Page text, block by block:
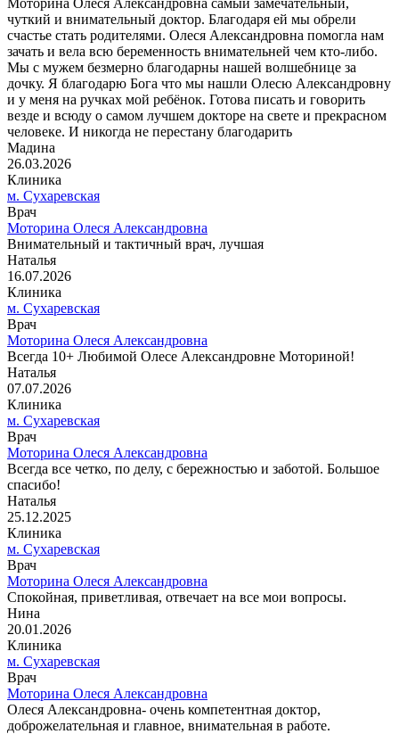
чуткий и внимательный доктор. Благодаря ей мы обрели
счастье стать родителями. Олеся Александровна помогла нам
зачать и вела всю беременность внимательней чем кто-либо.
Мы с мужем безмерно благодарны нашей волшебнице за
дочку. Я благодарю Бога что мы нашли Олесю Александровну
и у меня на ручках мой ребёнок. Готова писать и говорить
везде и всюду о самом лучшем докторе на свете и прекрасном
человеке. И никогда не перестану благодарить
Мадина
26.03.2026
Клиника
м. Сухаревская
Врач
Моторина Олеся Александровна
Внимательный и тактичный врач, лучшая
Наталья
16.07.2026
Клиника
м. Сухаревская
Врач
Моторина Олеся Александровна
Всегда 10+ Любимой Олесе Александровне Моториной!
Наталья
07.07.2026
Клиника
м. Сухаревская
Врач
Моторина Олеся Александровна
Всегда все четко, по делу, с бережностью и заботой. Большое
спасибо!
Наталья
25.12.2025
Клиника
м. Сухаревская
Врач
Моторина Олеся Александровна
Спокойная, приветливая, отвечает на все мои вопросы.
Нина
20.01.2026
Клиника
м. Сухаревская
Врач
Моторина Олеся Александровна
Олеся Александровна- очень компетентная доктор,
доброжелательная и главное, внимательная в работе.